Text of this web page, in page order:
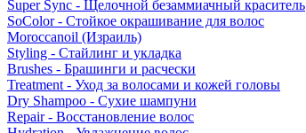
Super Sync - Щелочной безаммиачный краситель
SoColor - Стойкое окрашивание для волос
Moroccanoil (Израиль)
Styling - Стайлинг и укладка
Brushes - Брашинги и расчески
Treatment - Уход за волосами и кожей головы
Dry Shampoo - Сухие шампуни
Repair - Восстановление волос